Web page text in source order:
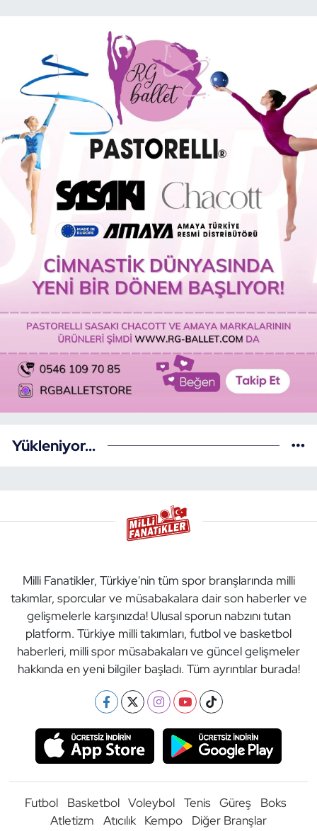
Yükleniyor...
Milli Fanatikler, Türkiye'nin tüm spor branşlarında milli
takımlar, sporcular ve müsabakalara dair son haberler ve
gelişmelerle karşınızda! Ulusal sporun nabzını tutan
platform. Türkiye milli takımları, futbol ve basketbol
haberleri, milli spor müsabakaları ve güncel gelişmeler
hakkında en yeni bilgiler başladı. Tüm ayrıntılar burada!
Futbol Basketbol Voleybol Tenis Güreş
Boks
Atletizm
Atıcılık Kempo Diğer Branşlar